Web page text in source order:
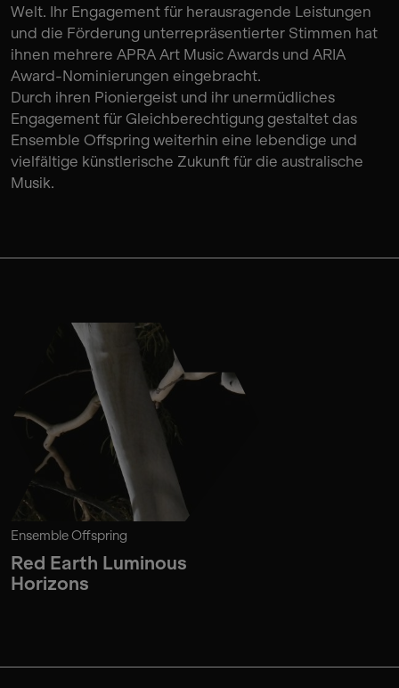
Welt. Ihr Engagement für herausragende Leistungen
und die Förderung unterrepräsentierter Stimmen hat
ihnen mehrere APRA Art Music Awards und ARIA
Award-Nominierungen eingebracht.
Durch ihren Pioniergeist und ihr unermüdliches
Engagement für Gleichberechtigung gestaltet das
Ensemble Offspring weiterhin eine lebendige und
vielfältige künstlerische Zukunft für die australische
Musik.
Ensemble Offspring
Red Earth Luminous
Horizons